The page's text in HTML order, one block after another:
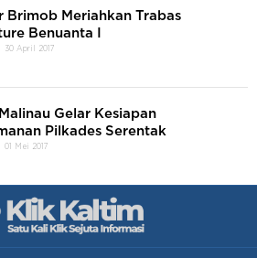
Brimob Meriahkan Trabas
Benuanta I
30 April 2017
Gelar Kesiapan
Pilkades Serentak
01 Mei 2017